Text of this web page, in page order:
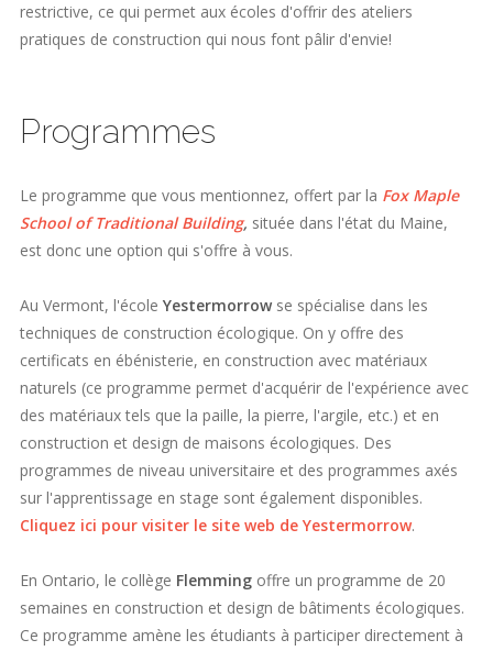
restrictive, ce qui permet aux écoles d'offrir des ateliers
pratiques de construction qui nous font pâlir d'envie!
Programmes
Le programme que vous mentionnez, offert par la Fox Maple
School of Traditional Building, située dans l'état du Maine,
est donc une option qui s'offre à vous.
Au Vermont, l'école Yestermorrow se spécialise dans les
techniques de construction écologique. On y offre des
certificats en ébénisterie, en construction avec matériaux
naturels (ce programme permet d'acquérir de l'expérience avec
des matériaux tels que la paille, la pierre, l'argile, etc.) et en
construction et design de maisons écologiques. Des
programmes de niveau universitaire et des programmes axés
sur l'apprentissage en stage sont également disponibles.
Cliquez ici pour visiter le site web de Yestermorrow.
En Ontario, le collège Flemming offre un programme de 20
semaines en construction et design de bâtiments écologiques.
Ce programme amène les étudiants à participer directement à